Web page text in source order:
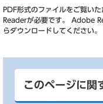
PDF形式のファイルをご覧い
Readerが必要です。
Adobe
らダウンロードしてください。
このページに関